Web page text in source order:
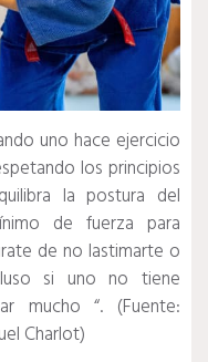
uno hace ejercicio
los principios
la postura del
de fuerza para
de no lastimarte o
si uno no tiene
mucho “. (Fuente:
Charlot)